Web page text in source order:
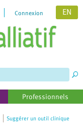
Connexion EN
Professionnels
Suggérer un outil clinique